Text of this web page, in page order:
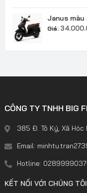
Janus màu
Giá:
CÔNG TY TNHH BIG
385 Đ. Tô Ký, Xã Hóc
Email:
Hotline:
KẾT NỐI VỚI CHÚNG